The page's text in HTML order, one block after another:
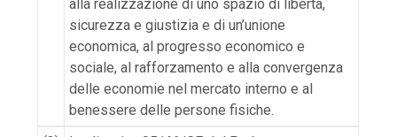
alla realizzazione di uno spazio di libertà,
sicurezza e giustizia e di un’unione
economica, al progresso economico e
sociale, al rafforzamento e alla convergenza
delle economie nel mercato interno e al
benessere delle persone fisiche.